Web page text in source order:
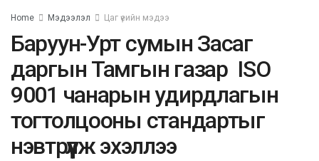
Home Мэдээлэл Цаг үеийн мэдээ
Баруун-Урт сумын Засаг
даргын Тамгын газар ISO
9001 чанарын удирдлагын
тогтолцооны стандартыг
нэвтрүүлж эхэллээ